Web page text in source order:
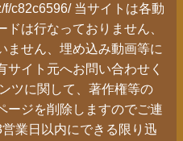
f/c82c6596/ 当サイトは各動
は行なっておりません、
ません、埋め込み動画等に
サイト元へお問い合わせく
ツに関して、著作権等の
ージを削除しますのでご連
業日以内にできる限り迅